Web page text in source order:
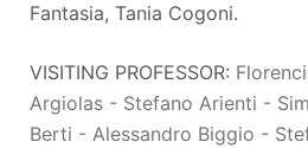
Fantasia, Tania Cogoni.
VISITING PROFESSOR:
Argiolas - Stefano Arienti -
Berti - Alessandro Biggio -